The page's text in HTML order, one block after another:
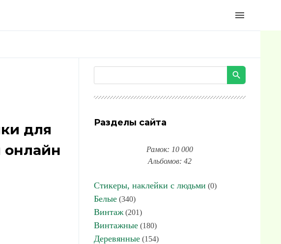
menu
для
онлайн
Разделы сайта
Рамок: 10 000
Альбомов: 42
Стикеры, наклейки с людьми (0)
Белые (340)
Винтаж (201)
Винтажные (180)
Деревянные (154)